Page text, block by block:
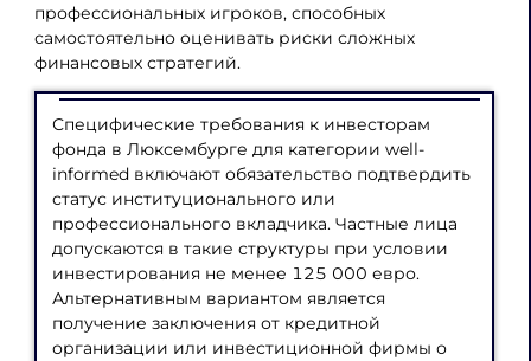
профессиональных игроков, способных
самостоятельно оценивать риски сложных
финансовых стратегий.
Специфические требования к инвесторам
фонда в Люксембурге для категории well-
informed включают обязательство подтвердить
статус институционального или
профессионального вкладчика. Частные лица
допускаются в такие структуры при условии
инвестирования не менее 125 000 евро.
Альтернативным вариантом является
получение заключения от кредитной
организации или инвестиционной фирмы о